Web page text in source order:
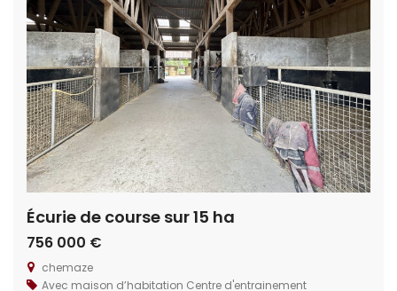
Écurie de course sur 15 ha
756 000 €
chemaze
Avec maison d’habitation Centre d'entrainement